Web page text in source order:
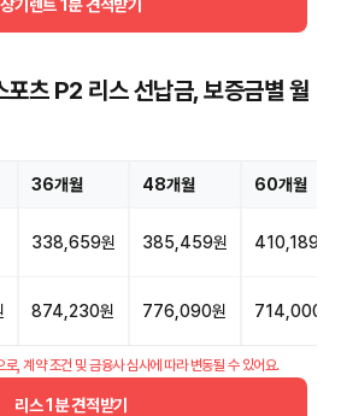
장기렌트 1분 견적받기
츠 P2 리스 선납금, 보증금별 월
36개월 48개월 60개월
338,659원 385,459원 410,189원
874,230원 776,090원 714,000원
, 계약 조건 및 금융사 심사에 따라 변동될 수 있어요.
리스 1분 견적받기